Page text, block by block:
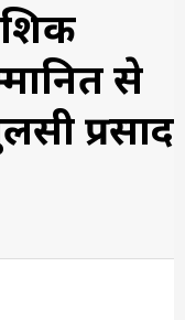
से
प्रसाद